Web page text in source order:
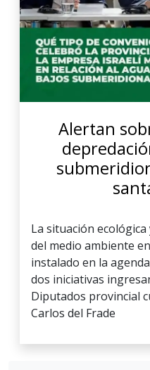
Alertan
La situación
del medio ambiente
instalado en la
dos iniciativas
Diputados provincial
Carlos del Frade